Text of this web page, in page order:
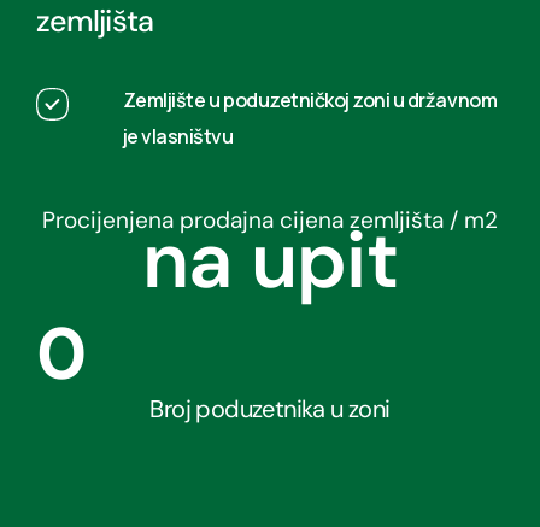
zemljišta
Zemljište u poduzetničkoj zoni u državnom
je vlasništvu
Procijenjena prodajna cijena zemljišta / m2
na upit
Broj poduzetnika u zoni
0